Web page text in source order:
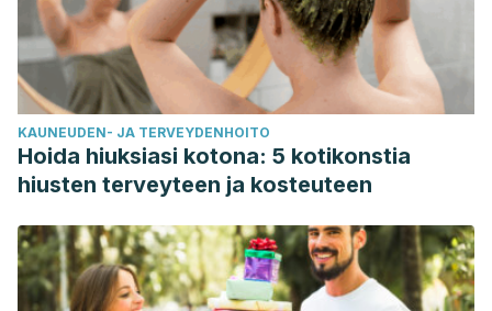
and the gut immune system: indirect regulation.Probiotics
and antimicrobial proteins ,10 , 11-21.
https://pubmed.ncbi.nlm.nih.gov/28861741/
Lee, E. S., Song, E. J., Nam, Y. D., & Lee, S. Y. (2018).
Probiotics in human health and disease: from nutribiotics to
Journal of Microbiology
https://link.springer.com/article/10.1007/s12275-018-8293-y
Oak, S. J., & Jha, R. (2019). The effects of probiotics in
lactose intolerance: A systematic review.Critical reviews in
food science and nutrition,59(11), 1675-1683.
KAUNEUDEN- JA TERVEYDENHOITO
Hoida hiuksiasi kotona: 5 kotikonstia
hiusten terveyteen ja kosteuteen